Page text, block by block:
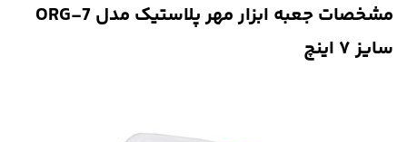
مشخصات جعبه ابزار مهر پلاستیک مدل ORG-7
سایز ۷ اینچ